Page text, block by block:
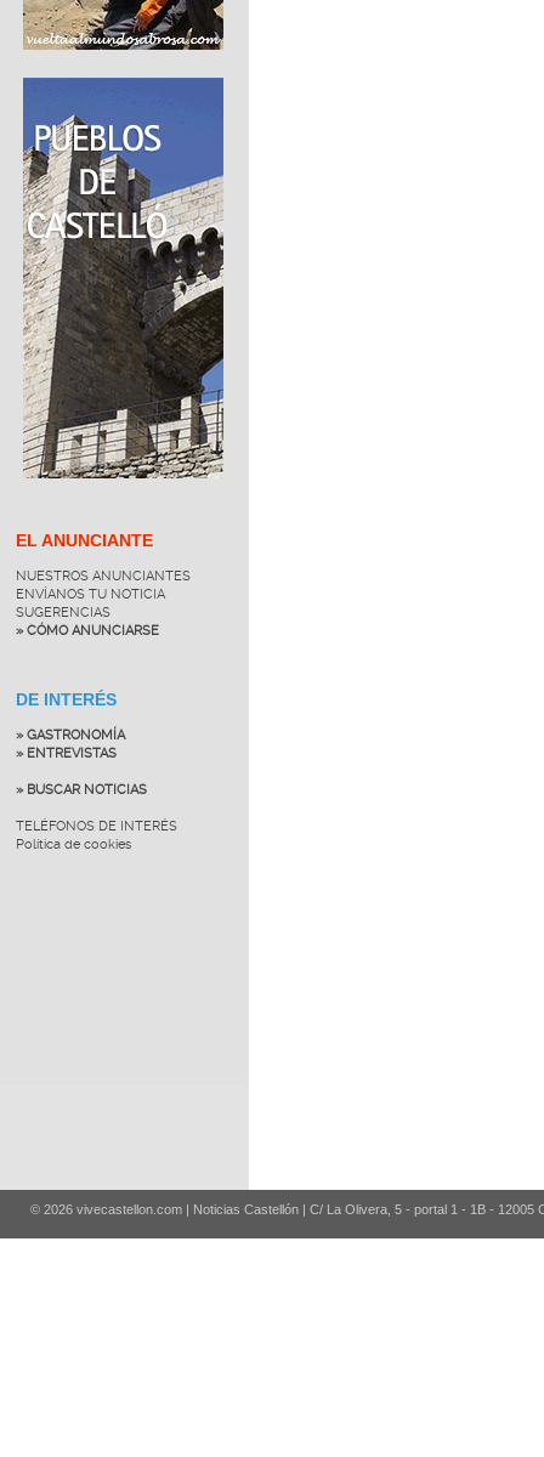
EL ANUNCIANTE
NUESTROS ANUNCIANTES
ENVÍANOS TU NOTICIA
SUGERENCIAS
» CÓMO ANUNCIARSE
DE INTERÉS
» GASTRONOMÍA
» ENTREVISTAS
» BUSCAR NOTICIAS
TELÉFONOS DE INTERÉS
Política de cookies
© 2026 vivecastellon.com | Noticias Castellón | C/ La Olivera, 5 - portal 1 - 1B - 12005